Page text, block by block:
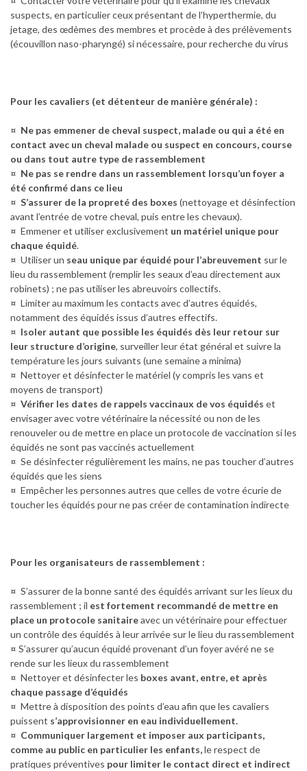
suspects, en particulier ceux présentant de l’hyperthermie, du
jetage, des œdèmes des membres et procède à des prélèvements
(écouvillon naso-pharyngé) si nécessaire, pour recherche du virus
Pour les cavaliers (et détenteur de manière générale) :
¤ Ne pas emmener de cheval suspect, malade ou qui a été en
contact avec un cheval malade ou suspect en concours, course
ou dans tout autre type de rassemblement
¤ Ne pas se rendre dans un rassemblement lorsqu’un foyer a
été confirmé dans ce lieu
¤ S’assurer de la propreté des boxes (nettoyage et désinfection
avant l’entrée de votre cheval, puis entre les chevaux).
¤ Emmener et utiliser exclusivement un matériel unique pour
chaque équidé.
¤ Utiliser un seau unique par équidé pour l’abreuvement sur le
lieu du rassemblement (remplir les seaux d’eau directement aux
robinets) ; ne pas utiliser les abreuvoirs collectifs.
¤ Limiter au maximum les contacts avec d’autres équidés,
notamment des équidés issus d’autres effectifs.
¤ Isoler autant que possible les équidés dès leur retour sur
leur structure d’origine, surveiller leur état général et suivre la
température les jours suivants (une semaine a minima)
¤ Nettoyer et désinfecter le matériel (y compris les vans et
moyens de transport)
¤ Vérifier les dates de rappels vaccinaux de vos équidés et
envisager avec votre vétérinaire la nécessité ou non de les
renouveler ou de mettre en place un protocole de vaccination si les
équidés ne sont pas vaccinés actuellement
¤ Se désinfecter régulièrement les mains, ne pas toucher d’autres
équidés que les siens
¤ Empêcher les personnes autres que celles de votre écurie de
toucher les équidés pour ne pas créer de contamination indirecte
Pour les organisateurs de rassemblement :
¤ S’assurer de la bonne santé des équidés arrivant sur les lieux du
rassemblement ; il est fortement recommandé de mettre en
place un protocole sanitaireavec un vétérinaire pour effectuer
un contrôle des équidés à leur arrivée sur le lieu du rassemblement
¤ S’assurer qu’aucun équidé provenant d’un foyer avéré ne se
rende sur les lieux du rassemblement
¤ Nettoyer et désinfecter les boxes avant, entre, et après
chaque passage d’équidés
¤ Mettre à disposition des points d’eau afin que les cavaliers
puissent s’approvisionner en eau individuellement.
¤ Communiquer largement et imposer aux participants,
comme au public en particulier les enfants,le respect de
pratiques préventives pour limiter le contact direct et indirect